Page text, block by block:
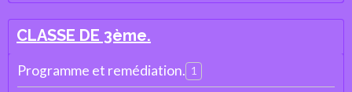
CLASSE DE 3ème.
Programme et remédiation. 1